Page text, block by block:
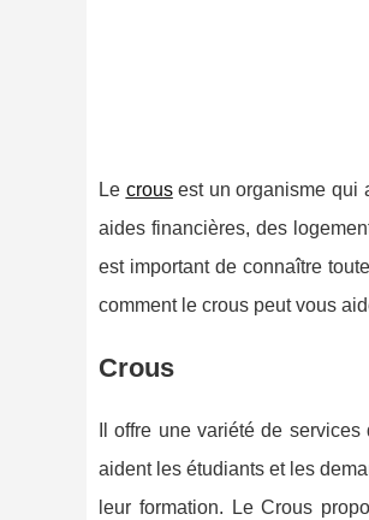
Le crousest un organisme qui
aides financières, des
est important de connaître
comment le crous peut vous
Crous
Il offre une variété de
aident les étudiants et les
leur formation. Le Crous